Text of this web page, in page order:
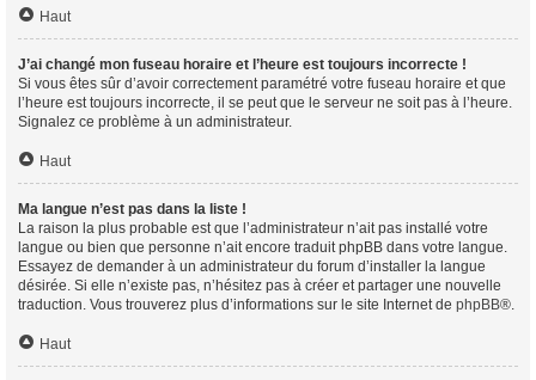
Haut
J’ai changé mon fuseau horaire et l’heure est toujours incorrecte !
Si vous êtes sûr d’avoir correctement paramétré votre fuseau horaire et que
l’heure est toujours incorrecte, il se peut que le serveur ne soit pas à l’heure.
Signalez ce problème à un administrateur.
Haut
Ma langue n’est pas dans la liste !
La raison la plus probable est que l’administrateur n’ait pas installé votre
langue ou bien que personne n’ait encore traduit phpBB dans votre langue.
Essayez de demander à un administrateur du forum d’installer la langue
désirée. Si elle n’existe pas, n’hésitez pas à créer et partager une nouvelle
traduction. Vous trouverez plus d’informations sur le site Internet de phpBB®.
Haut